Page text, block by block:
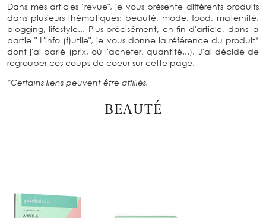
Dans mes articles "revue", je vous présente différents produits
dans plusieurs thématiques: beauté, mode, food, maternité,
blogging, lifestyle... Plus précisément, en fin d'article, dans la
partie " L'info (f)utile", je vous donne la référence du produit*
dont j'ai parlé (prix, où l'acheter, quantité...). J'ai décidé de
regrouper ces coups de coeur sur cette page.
*Certains liens peuvent être affiliés.
BEAUTÉ